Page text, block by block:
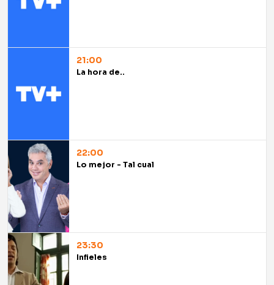
21:00
La hora de..
22:00
Lo mejor - Tal cual
23:30
Infieles